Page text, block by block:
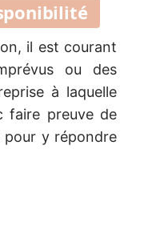
il est courant
ou des
à laquelle
faire preuve de
y répondre